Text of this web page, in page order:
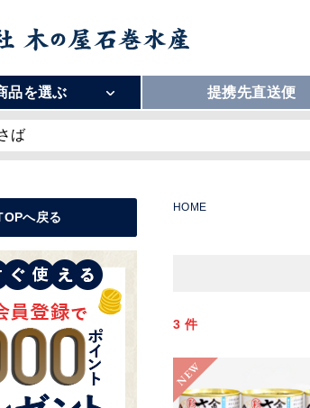
品を選ぶ 提携先直送便
HOME
3 件
NEW
へ戻る